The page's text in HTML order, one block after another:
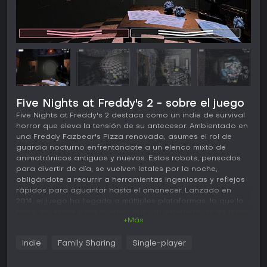
Five Nights at Freddy's 2 - sobre el juego
Five Nights at Freddy's 2 destaca como un indie de survival
horror que eleva la tensión de su antecesor. Ambientado en
una Freddy Fazbear's Pizza renovada, asumes el rol de
guardia nocturno enfrentándote a un elenco mixto de
animatrónicos antiguos y nuevos. Estos robots, pensados
para divertir de día, se vuelven letales por la noche,
obligándote a recurrir a herramientas ingeniosas y reflejos
rápidos para aguantar hasta el amanecer. Lanzado en
2014, el juego ha llegado a múltiples plataformas, lo que lo
Jugabilidad
+Más
Indie Family Sharing Single-player